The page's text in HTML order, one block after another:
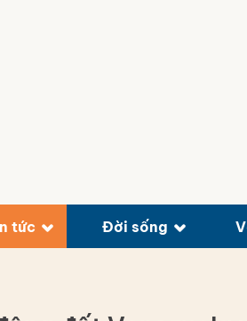
tức Đời sống